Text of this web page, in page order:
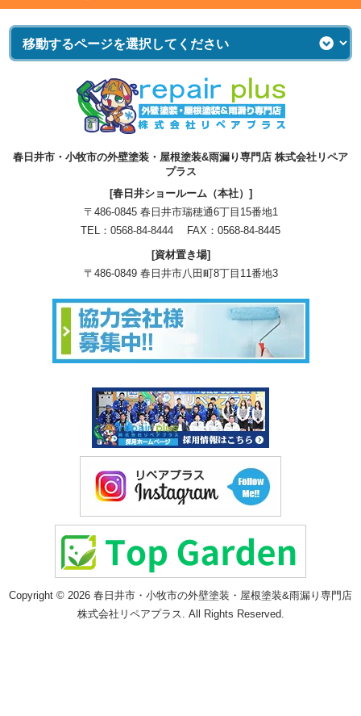
春日井市・小牧市の外壁塗装・屋根塗装&雨漏り専門店 株式会社リペア
プラス
[春日井ショールーム（本社）]
〒486-0845 春日井市瑞穂通6丁目15番地1
TEL： 0568-84-8444 FAX：0568-84-8445
[資材置き場]
〒486-0849 春日井市八田町8丁目11番地3
Copyright © 2026 春日井市・小牧市の外壁塗装・屋根塗装&雨漏り専門店
株式会社リペアプラス. All Rights Reserved.